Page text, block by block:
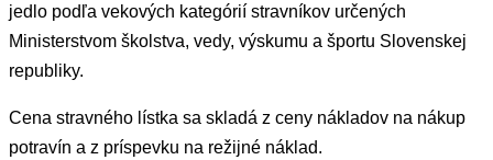
jedlo podľa vekových kategórií stravníkov určených
Ministerstvom školstva, vedy, výskumu a športu Slovenskej
republiky.
Cena stravného lístka sa skladá z ceny nákladov na nákup
potravín a z príspevku na režijné náklad.